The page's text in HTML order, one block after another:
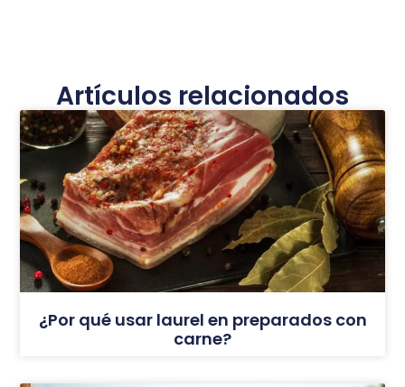
Artículos relacionados
¿Por qué usar laurel en preparados con
carne?